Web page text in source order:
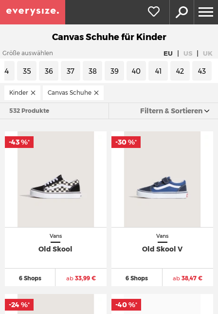
Canvas Schuhe für Kinder
Größe auswählen EU | US | UK
34 35 36 37 38 39 40 41 42 43
Kinder Canvas Schuhe
532 Produkte Filtern & Sortieren
Vans
Old Skool
6 Shops ab33,99 €
-43 %*
Vans
Old Skool V
6 Shops ab 38,47 €
-30 %*
-24 %* -40 %*